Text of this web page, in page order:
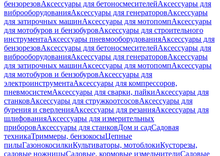
бензорезовАксессуары для бетоносмесителейАксессуары для
виброоборудованияАксессуары для генераторовАксессуары
для затирочных машинАксессуары для мотопомпАксессуары
для мотобуров и бензобуровАксессуары для строительного
инструментаАксессуары пневмооборудованияАксессуары для
бензорезовАксессуары для бетоносмесителейАксессуары для
виброоборудованияАксессуары для генераторовАксессуары
для затирочных машинАксессуары для мотопомпАксессуары
для мотобуров и бензобуровАксессуары для
электроинструментаАксессуары для компрессоров,
пневмосистемАксессуары для сварки, пайкиАксессуары для
станковАксессуары для стружкоотсосовАксессуары для
бурения и сверленияАксессуары для резанияАксессуары для
шлифованияАксессуары для измерительных
приборовАксессуары для станковДом и садСадовая
техникаТриммеры, бензокосыЦепные
пилыГазонокосилкиКультиваторы, мотоблокиКусторезы,
садовые ножницыСадовые, кормовые измельчителиСадовые